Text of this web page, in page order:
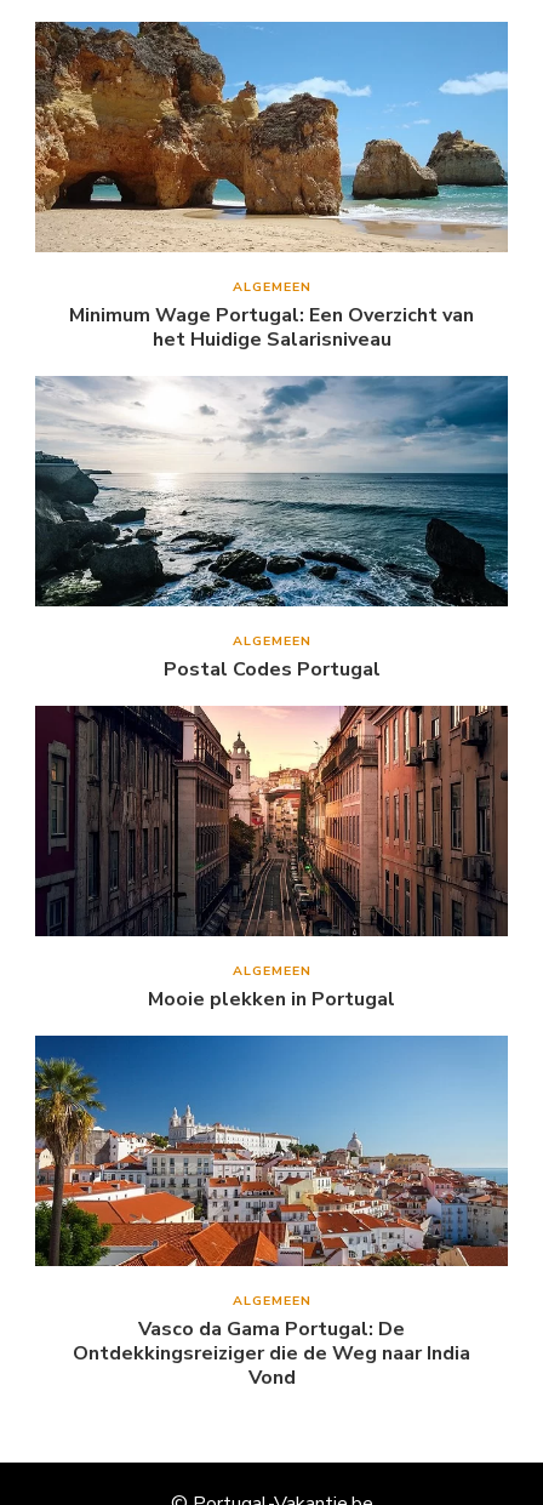
ALGEMEEN
Minimum Wage Portugal: Een Overzicht van
het Huidige Salarisniveau
ALGEMEEN
Postal Codes Portugal
ALGEMEEN
Mooie plekken in Portugal
ALGEMEEN
Vasco da Gama Portugal: De
Ontdekkingsreiziger die de Weg naar India
Vond